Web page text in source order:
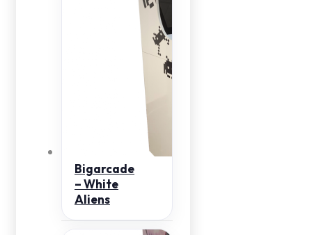
Bigarcade
– White
Aliens